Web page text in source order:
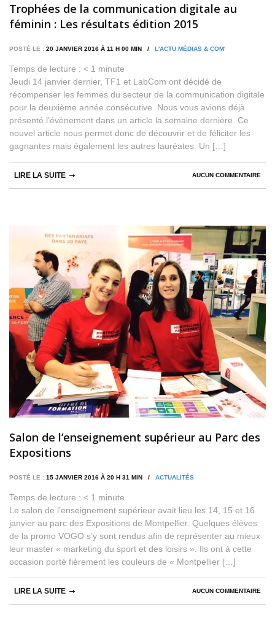
Trophées de la communication digitale au
féminin : Les résultats édition 2015
POSTÉ LE : 20 JANVIER 2016 À 11 H 00 MIN / L'ACTU MÉDIAS & COM'
Temps de lecture : < 1 minute
Jeudi 14 janvier dernier, TF1 et LabCom ont décidé de
récompenser les femmes du secteur de la communication digitale
pour la deuxième année consécutive. Nous vous avions déjà
présenté l’évènement dans un article la semaine dernière. Ce
nouvel article nous permet donc de découvrir et de féliciter les
gagnantes mais également les autres lauréates. Un […]
AUCUN COMMENTAIRE
LIRE LA SUITE
Salon de l’enseignement supérieur au Parc des
Expositions
POSTÉ LE : 15 JANVIER 2016 À 20 H 31 MIN / ACTUALITÉS
Temps de lecture : < 1 minute
Le salon de l’enseignement supérieur avait lieu les 14, 15 et 16
janvier au parc des Expositions de Montpellier. Quelques élèves
de la promo VOGO s’y sont rendus afin de représenter au mieux
leur master « marketing du sport et des loisirs ». Ils ont à cette
occasion porté fièrement les couleurs de « Montpellier […]
AUCUN COMMENTAIRE
LIRE LA SUITE